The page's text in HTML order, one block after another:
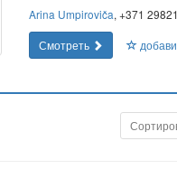
Arina Umpiroviča, +371
Смотреть